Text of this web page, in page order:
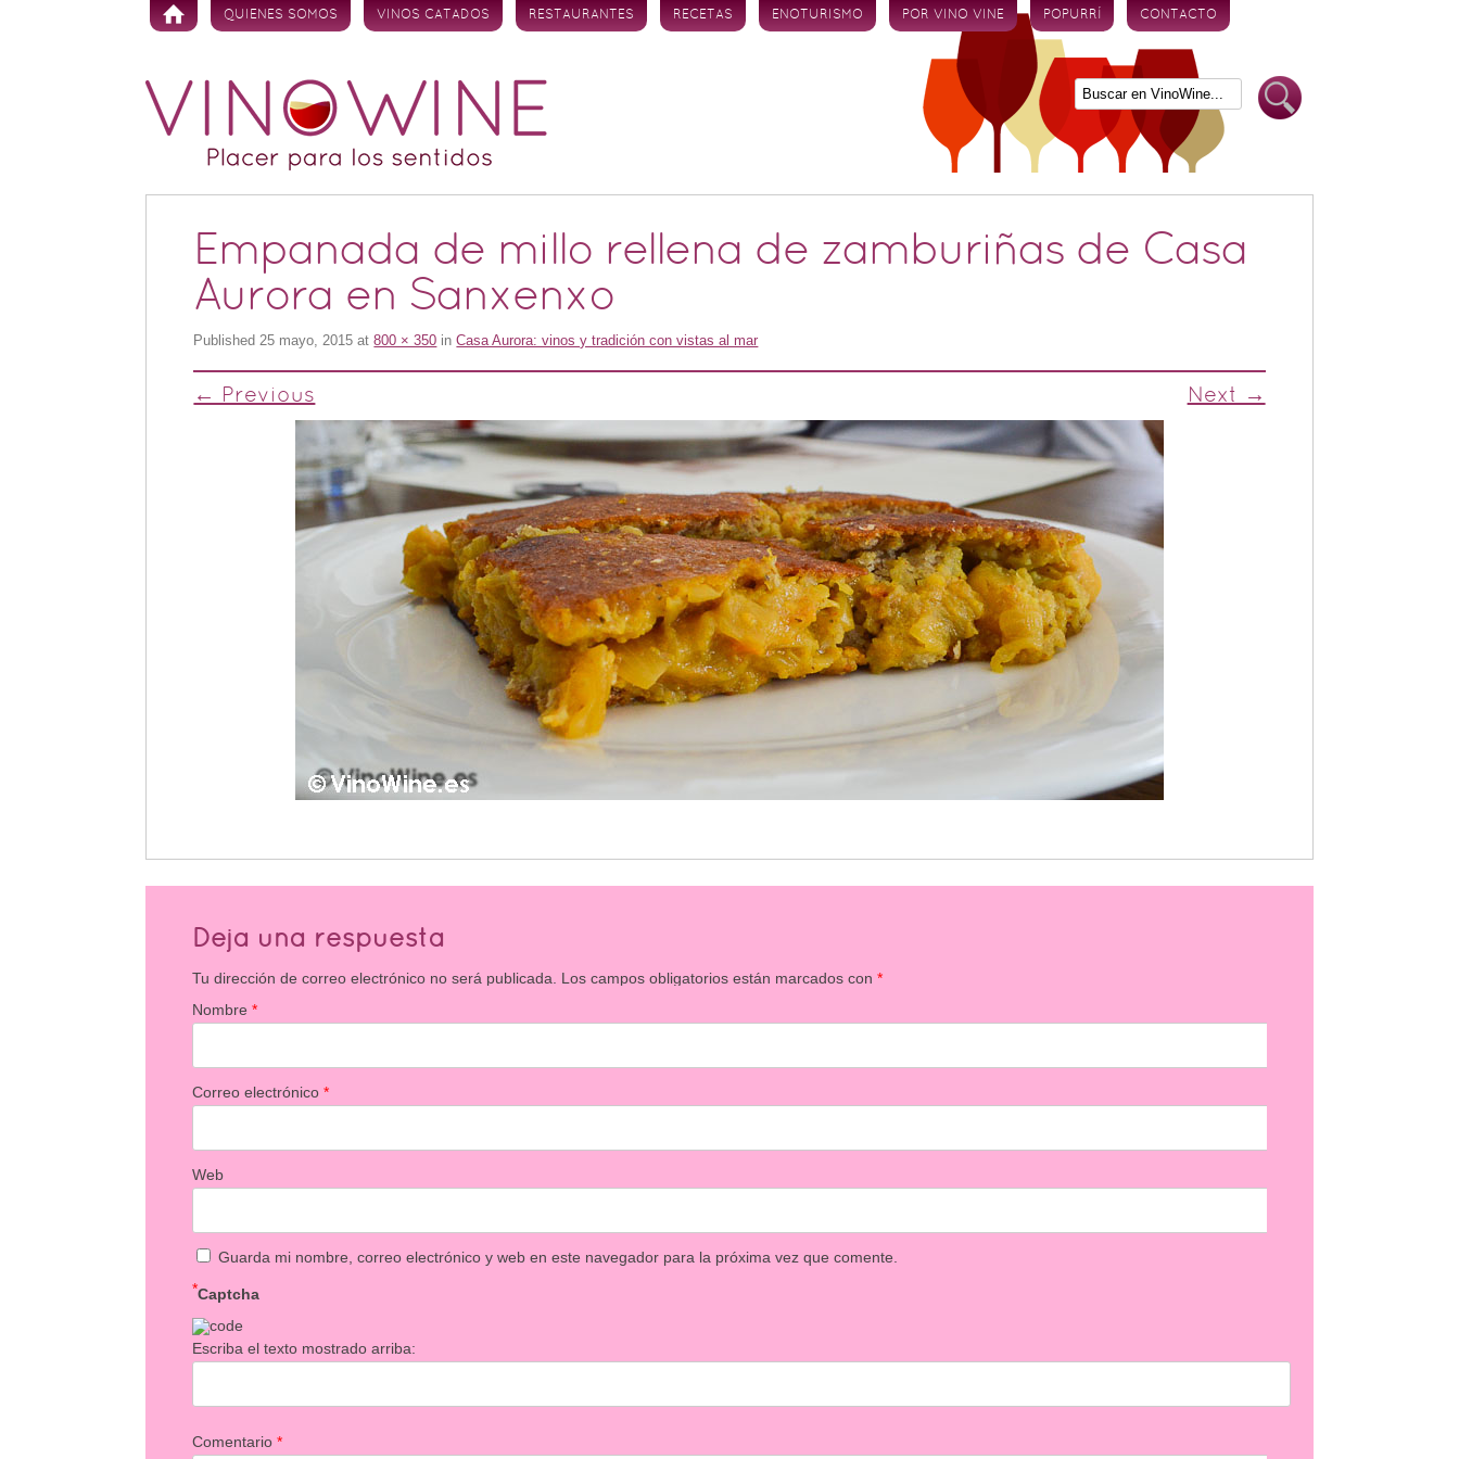
Skip to content
QUIENES SOMOS VINOS CATADOS RESTAURANTES RECETAS ENOTURISMO POR VINO VINE POPURRÍ CONTACTO
Empanada de millo rellena de zamburiñas de Casa
Aurora en Sanxenxo
Published25 mayo, 2015 at800 × 350 inCasa Aurora: vinos y tradición con vistas al mar
← Previous Next →
Deja una respuesta
Tu dirección de correo electrónico no será publicada. Los campos obligatorios están marcados con*
Nombre*
Correo electrónico*
Web
Guarda mi nombre, correo electrónico y web en este navegador para la próxima vez que comente.
Captcha
*
Escriba el texto mostrado arriba:
Comentario*